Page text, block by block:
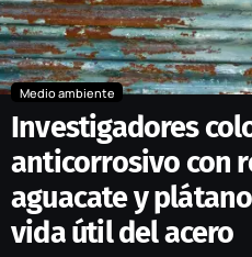
Medio ambiente
Investigadores
anticorrosivo con
aguacate y
vida útil del acero